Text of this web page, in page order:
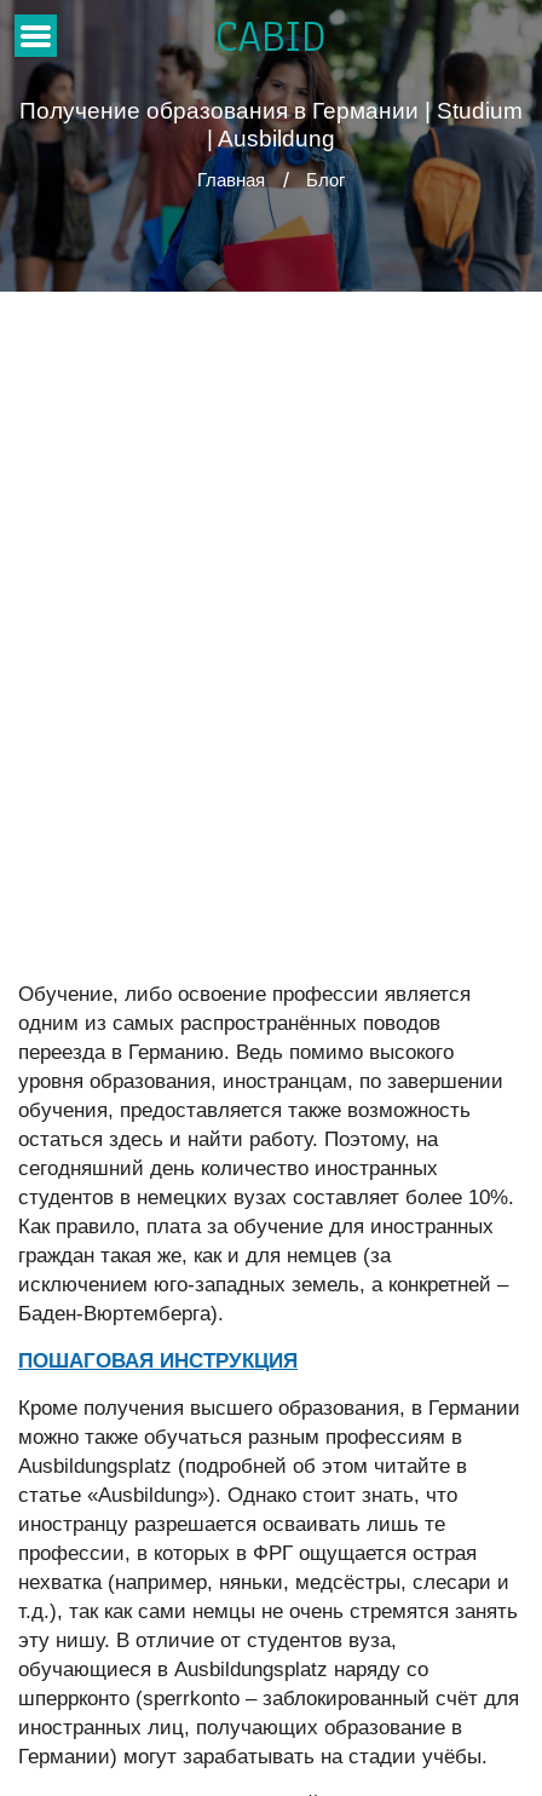
CABID
Получение образования в Германии | Studium
| Ausbildung
Главная Блог
Обучение, либо освоение профессии является
одним из самых распространённых поводов
переезда в Германию. Ведь помимо высокого
уровня образования, иностранцам, по завершении
обучения, предоставляется также возможность
остаться здесь и найти работу. Поэтому, на
сегодняшний день количество иностранных
студентов в немецких вузах составляет более 10%.
Как правило, плата за обучение для иностранных
граждан такая же, как и для немцев (за
исключением юго-западных земель, а конкретней –
Баден-Вюртемберга).
ПОШАГОВАЯ ИНСТРУКЦИЯ
Кроме получения высшего образования, в Германии
можно также обучаться разным профессиям в
Ausbildungsplatz (подробней об этом читайте в
статье «Ausbildung»). Однако стоит знать, что
иностранцу разрешается осваивать лишь те
профессии, в которых в ФРГ ощущается острая
нехватка (например, няньки, медсёстры, слесари и
т.д.), так как сами немцы не очень стремятся занять
эту нишу. В отличие от студентов вуза,
обучающиеся в Ausbildungsplatz наряду со
шперрконто (sperrkonto – заблокированный счёт для
иностранных лиц, получающих образование в
Германии) могут зарабатывать на стадии учёбы.